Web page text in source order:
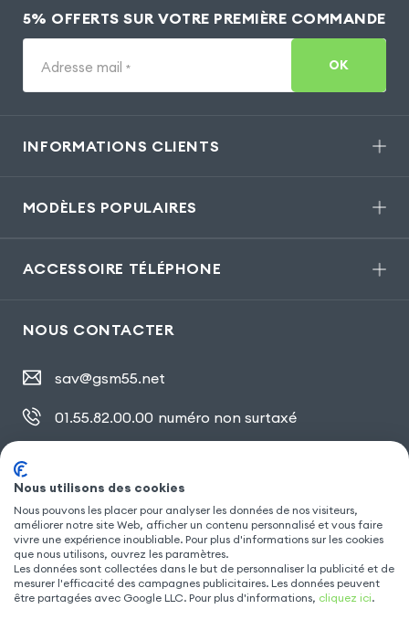
5% OFFERTS SUR VOTRE PREMIÈRE COMMANDE
Adresse mail * OK
INFORMATIONS CLIENTS
MODÈLES POPULAIRES
ACCESSOIRE TÉLÉPHONE
NOUS CONTACTER
sav@gsm55.net
01.55.82.00.00 numéro non surtaxé
SUIVEZ NOUS
Nous utilisons des cookies
Nous pouvons les placer pour analyser les données de nos visiteurs,
améliorer notre site Web, afficher un contenu personnalisé et vous faire
vivre une expérience inoubliable. Pour plus d'informations sur les cookies
que nous utilisons, ouvrez les paramètres.
Les données sont collectées dans le but de personnaliser la publicité et de
mesurer l'efficacité des campagnes publicitaires. Les données peuvent
être partagées avec Google LLC. Pour plus d'informations, cliquez ici.